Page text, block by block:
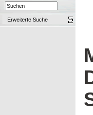
Erweiterte Suche